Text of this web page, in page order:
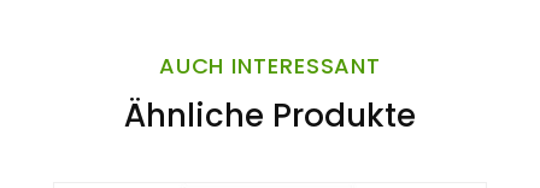
AUCH INTERESSANT
Ähnliche Produkte